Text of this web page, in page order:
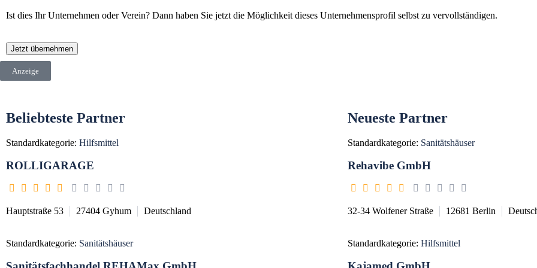
Ist dies Ihr Unternehmen oder Verein? Dann haben Sie jetzt die Möglichkeit dieses Unternehmensprofil selbst zu vervollständigen.
Jetzt übernehmen
Anzeige
Beliebteste Partner
Standardkategorie: Hilfsmittel
ROLLIGARAGE
Hauptstraße 53 27404 Gyhum Deutschland
Standardkategorie: Sanitätshäuser
Neueste Partner
Standardkategorie: Sanitätshäuser
Rehavibe GmbH
32-34 Wolfener Straße 12681 Berlin
Standardkategorie: Hilfsmittel